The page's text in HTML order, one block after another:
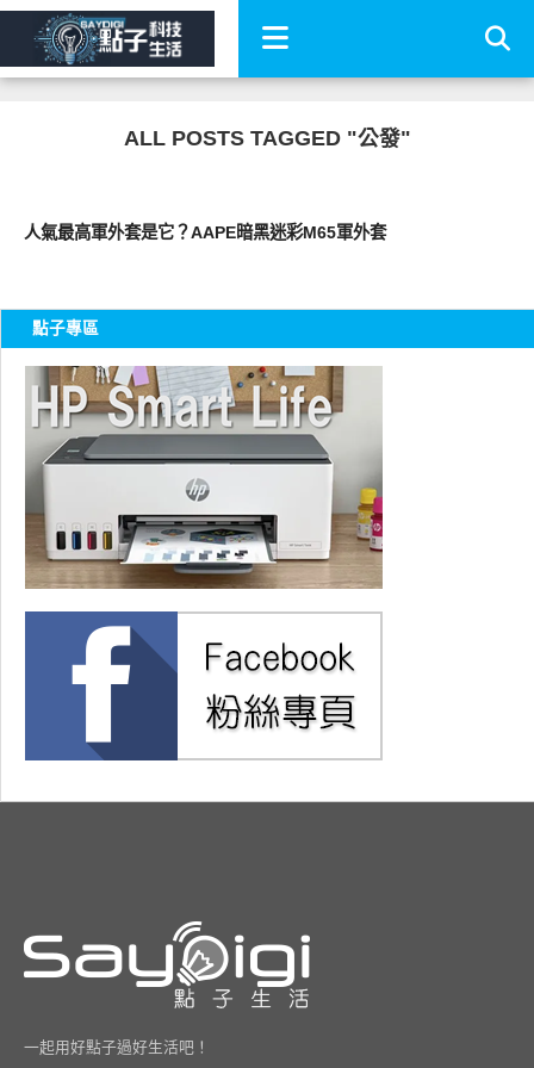
ALL POSTS TAGGED "公發"
人氣最高軍外套是它？AAPE暗黑迷彩M65軍外套
點子專區
一起用好點子過好生活吧！